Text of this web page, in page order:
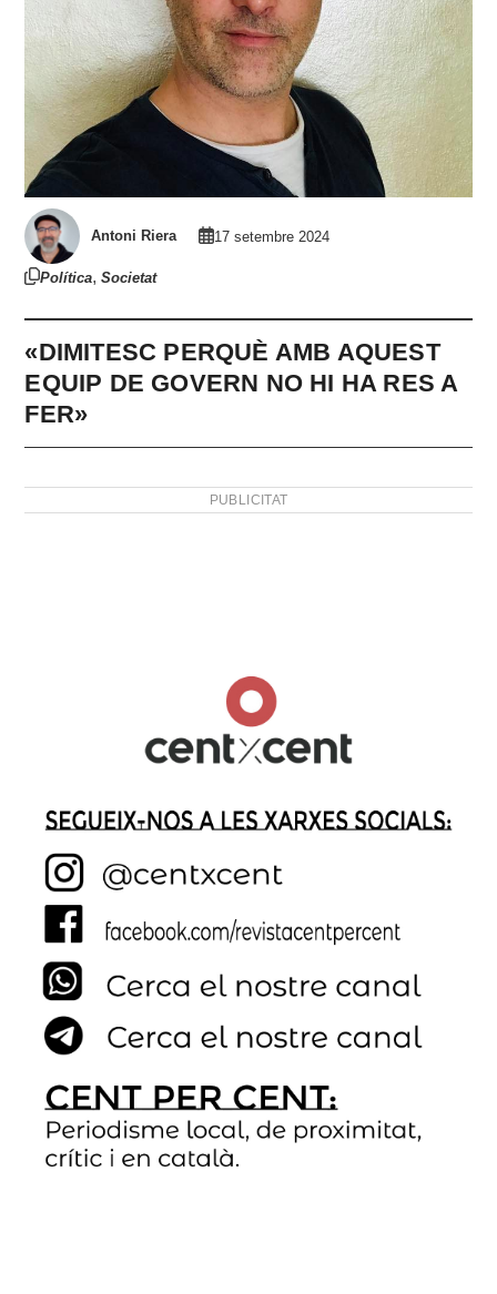
Antoni Riera 17 setembre 2024
Política,Societat
«DIMITESC PERQUÈ AMB AQUEST
EQUIP DE GOVERN NO HI HA RES A
FER»
PUBLICITAT